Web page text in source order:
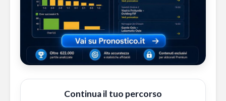
Continua il tuo percorso